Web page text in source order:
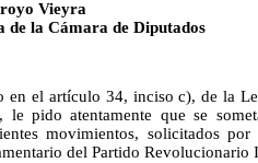
Vieyra
de la Cámara de Diputados
en el artículo 34, inciso c), de la
le pido atentamente que se
movimientos, solicitados
del Partido Revolucionario